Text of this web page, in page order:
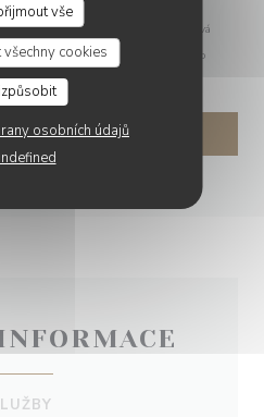
vše
cookies
osobních údajů
máte právo odmítnout marketingová
robinsonseznam.cz. Pro více informací o
zásady ochrany osobních údajů